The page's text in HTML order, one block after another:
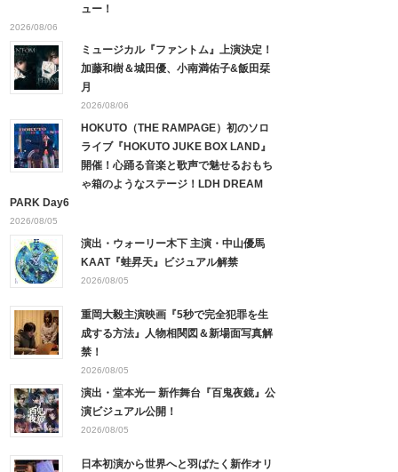
ュー！
2026/08/06
ミュージカル『ファントム』上演決定！
加藤和樹＆城田優、小南満佑子&飯田栞
月
2026/08/06
HOKUTO（THE RAMPAGE）初のソロ
ライブ『HOKUTO JUKE BOX LAND』
開催！心踊る音楽と歌声で魅せるおもち
ゃ箱のようなステージ！LDH DREAM
PARK Day6
2026/08/05
演出・ウォーリー木下 主演・中山優馬
KAAT『蛙昇天』ビジュアル解禁
2026/08/05
重岡大毅主演映画『5秒で完全犯罪を生
成する方法』人物相関図＆新場面写真解
禁！
2026/08/05
演出・堂本光一 新作舞台『百鬼夜鏡』公
演ビジュアル公開！
2026/08/05
日本初演から世界へと羽ばたく新作オリ